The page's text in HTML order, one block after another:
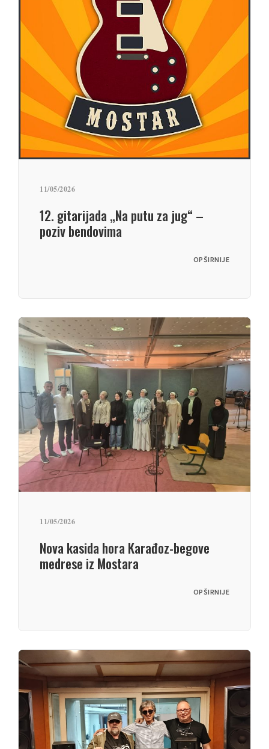
11/05/2026
12. gitarijada „Na putu za jug“ –
poziv bendovima
OPŠIRNIJE
11/05/2026
Nova kasida hora Karađoz-begove
medrese iz Mostara
OPŠIRNIJE